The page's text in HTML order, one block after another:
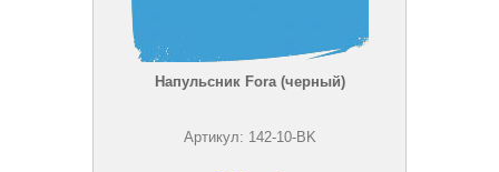
Напульсник Fora (черный)
Артикул: 142-10-BK